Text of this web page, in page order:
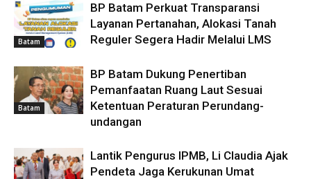
Batam
BP Batam Perkuat Transparansi
Layanan Pertanahan, Alokasi Tanah
Reguler Segera Hadir Melalui LMS
Batam
BP Batam Dukung Penertiban
Pemanfaatan Ruang Laut Sesuai
Ketentuan Peraturan Perundang-
undangan
Lantik Pengurus IPMB, Li Claudia Ajak
Pendeta Jaga Kerukunan Umat